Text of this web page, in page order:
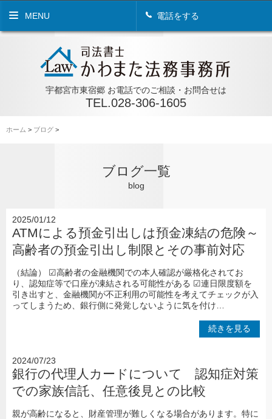
宇都宮市東宿郷 お電話でのご相談・お問合せは
TEL.028-306-1605
MENU 電話をする
ホーム > ブログ >
ブログ一覧
blog
2025/01/12
ATMによる預金引出しは預金凍結の危険～
高齢者の預金引出し制限とその事前対応
（結論） ☑高齢者の金融機関での本人確認が厳格化されてお
り、認知症等で口座が凍結される可能性がある ☑連日限度額を
引き出すと、金融機関が不正利用の可能性を考えてチェックが入
ってしまうため、銀行側に発覚しないように気を付け…
続きを見る
2024/07/23
銀行の代理人カードについて 認知症対策
での家族信託、任意後見との比較
親が高齢になると、財産管理が難しくなる場合があります。特に